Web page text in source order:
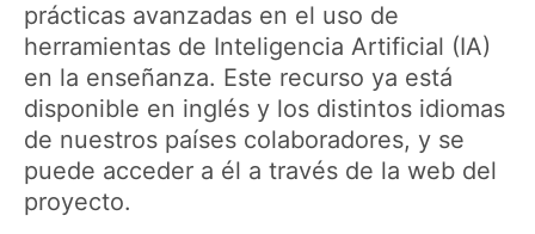
prácticas avanzadas en el uso de
herramientas de Inteligencia Artificial (IA)
en la enseñanza. Este recurso ya está
disponible en inglés y los distintos idiomas
de nuestros países colaboradores, y se
puede acceder a él a través de la web del
proyecto.